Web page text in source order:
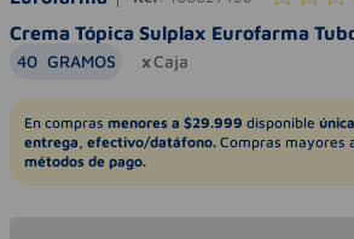
Crema Tópica Sulplax Eurofarma
40 GRAMOS Caja
En compras menores a $29.999 disponible
entrega, efectivo/datáfono. Compras mayores
métodos de pago.